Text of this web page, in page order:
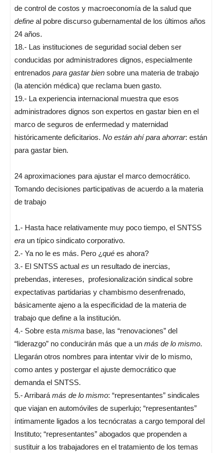
de control de costos y macroeconomía de la salud que
define al pobre discurso gubernamental de los últimos años
24 años.
18.- Las instituciones de seguridad social deben ser
conducidas por administradores dignos, especialmente
entrenados para gastar bien sobre una materia de trabajo
(la atención médica) que reclama buen gasto.
19.- La experiencia internacional muestra que esos
administradores dignos son expertos en gastar bien en el
marco de seguros de enfermedad y maternidad
históricamente deficitarios. No están ahí para ahorrar: están
para gastar bien.
24 aproximaciones para ajustar el marco democrático.
Tomando decisiones participativas de acuerdo a la materia
de trabajo
1.- Hasta hace relativamente muy poco tiempo, el SNTSS
era un típico sindicato corporativo.
2.- Ya no le es más. Pero ¿qué es ahora?
3.- El SNTSS actual es un resultado de inercias,
prebendas, intereses, profesionalización sindical sobre
expectativas partidarias y chambismo desenfrenado,
básicamente ajeno a la especificidad de la materia de
trabajo que define a la institución.
4.- Sobre esta misma base, las “renovaciones” del
“liderazgo” no conducirán más que a un más de lo mismo.
Llegarán otros nombres para intentar vivir de lo mismo,
como antes y postergar el ajuste democrático que
demanda el SNTSS.
5.- Arribará más de lo mismo: “representantes” sindicales
que viajan en automóviles de superlujo; “representantes”
íntimamente ligados a los tecnócratas a cargo temporal del
Instituto; “representantes” abogados que propenden a
sustituir a los trabajadores en el tratamiento de los temas